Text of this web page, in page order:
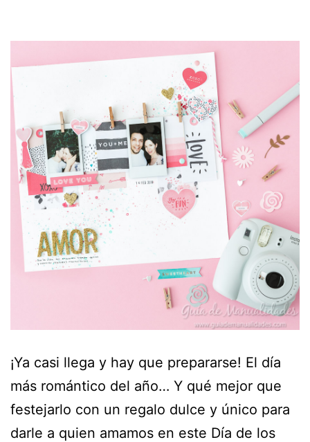
¡Ya casi llega y hay que prepararse! El día
más romántico del año… Y qué mejor que
festejarlo con un regalo dulce y único para
darle a quien amamos en este Día de los